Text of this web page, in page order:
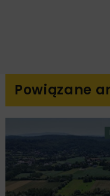
Powiązane